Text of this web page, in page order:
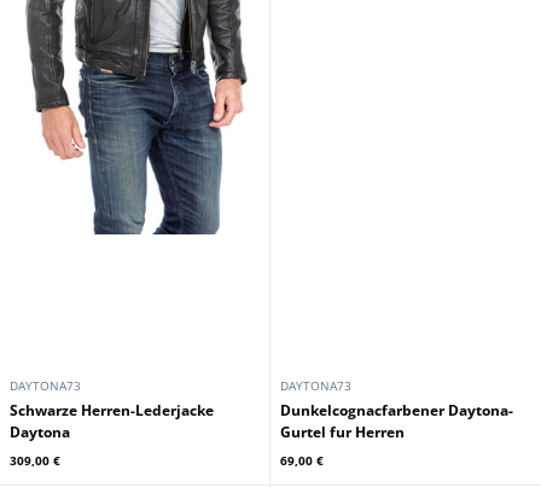
DAYTONA73
Schwarze Herren-Lederjacke
Daytona
309,00 €
DAYTONA73
Dunkelcognacfarbener Daytona-
Gurtel fur Herren
69,00 €